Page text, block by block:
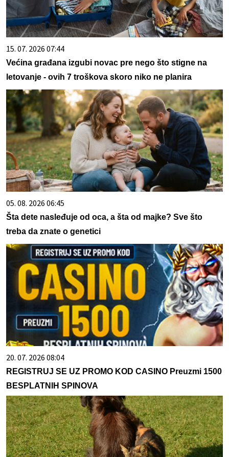
15. 07. 2026 07:44
Većina građana izgubi novac pre nego što stigne na
letovanje - ovih 7 troškova skoro niko ne planira
05. 08. 2026 06:45
Šta dete nasleđuje od oca, a šta od majke? Sve što
treba da znate o genetici
20. 07. 2026 08:04
REGISTRUJ SE UZ PROMO KOD CASINO Preuzmi 1500
BESPLATNIH SPINOVA